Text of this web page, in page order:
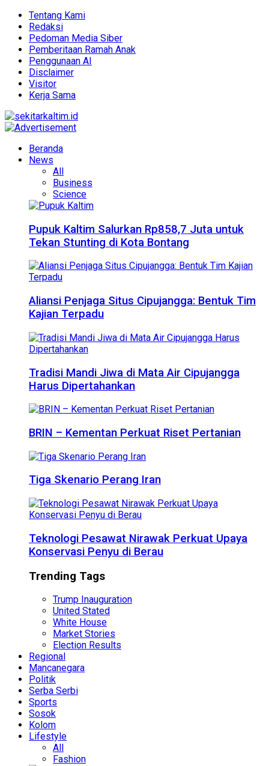
Tentang Kami
Redaksi
Pedoman Media Siber
Pemberitaan Ramah Anak
Penggunaan AI
Disclaimer
Visitor
Kerja Sama
Beranda
News
All
Business
Science
Pupuk Kaltim Salurkan Rp858,7 Juta untuk
Tekan Stunting di Kota Bontang
Aliansi Penjaga Situs Cipujangga: Bentuk Tim
Kajian Terpadu
Tradisi Mandi Jiwa di Mata Air Cipujangga
Harus Dipertahankan
BRIN – Kementan Perkuat Riset Pertanian
Tiga Skenario Perang Iran
Teknologi Pesawat Nirawak Perkuat Upaya
Konservasi Penyu di Berau
Trending Tags
Trump Inauguration
United Stated
White House
Market Stories
Election Results
Regional
Mancanegara
Politik
Serba Serbi
Sports
Sosok
Kolom
Lifestyle
All
Fashion